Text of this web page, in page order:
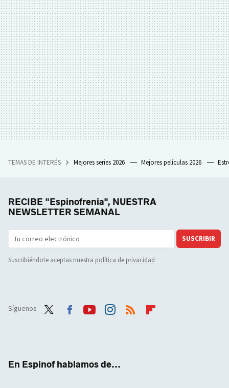
TEMAS DE INTERÉS Mejores series 2026 Mejores películas 2026
RECIBE "Espinofrenia", NUESTRA
NEWSLETTER SEMANAL
SUSCRIBIR
Suscribiéndote aceptas nuestra política de privacidad
Síguenos
En Espinof hablamos de...